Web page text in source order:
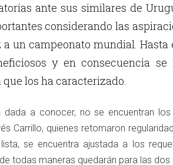
ante sus similares de
considerando las
a un campeonato mundial.
y en consecuencia
que los ha caracterizado.
dada a conocer, no se encuentran los
Carrillo, quienes retomaron
se encuentra ajustada a los
todas maneras quedarán para las dos